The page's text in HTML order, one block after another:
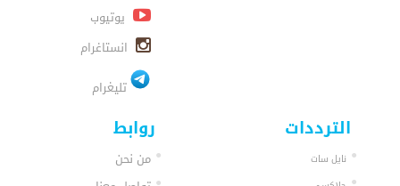
يوتيوب
انستاغرام
تليغرام
الترددات
نايل سات
روابط
من نحن